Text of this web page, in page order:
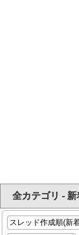
全カテゴリ -
スレッド作成順(新